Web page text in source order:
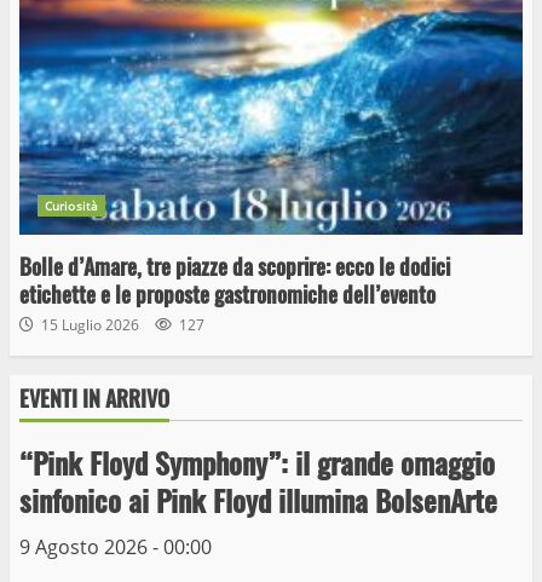
Curiosità
Bolle d’Amare, tre piazze da scoprire: ecco le dodici
etichette e le proposte gastronomiche dell’evento
15 Luglio 2026 127
EVENTI IN ARRIVO
“Pink Floyd Symphony”: il grande omaggio
sinfonico ai Pink Floyd illumina BolsenArte
9 Agosto 2026 - 00:00
3
9 Maggio 2023
La Polizia di Stato arresta il ladro seriale